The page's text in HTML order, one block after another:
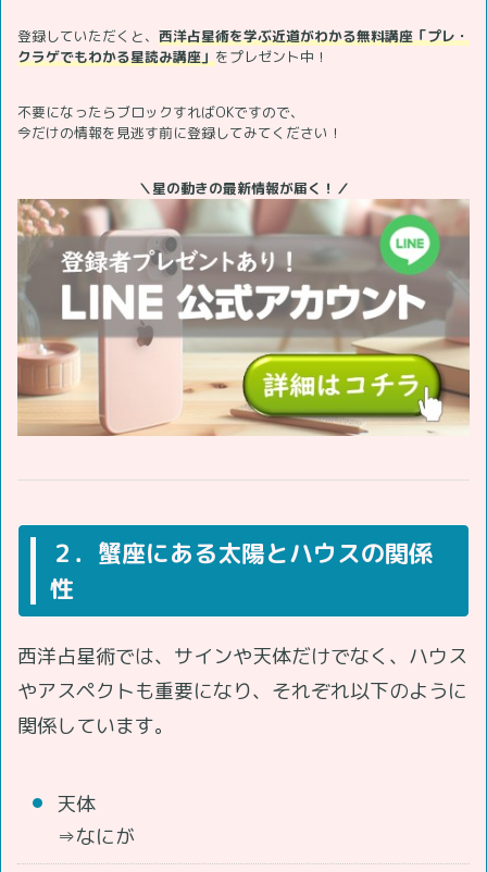
登録していただくと、 西洋占星術を学ぶ近道がわかる無料講座「プレ・
クラゲでもわかる星読み講座」をプレゼント中！
不要になったらブロックすればOKですので、
今だけの情報を見逃す前に登録してみてください！
＼星の動きの最新情報が届く！／
２．蟹座にある太陽とハウスの関係
性
西洋占星術では、サインや天体だけでなく、ハウス
やアスペクトも重要になり、それぞれ以下のように
関係しています。
天体
⇒なにが